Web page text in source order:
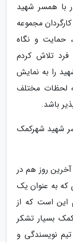
با همسر شهید
مجموعه
حمایت و نگاه
تلاش کردم
را به نمایش
لحظات مختلف
باشد.
شهید شهرکمک
روز هم در
که به عنوان یک
این است که از
بسیار تشکر
نویسندگی و